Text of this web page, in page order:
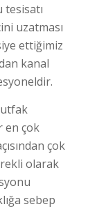
tesisatı
uzatması
ettiğimiz
kanal
en çok
çok
olarak
sebep